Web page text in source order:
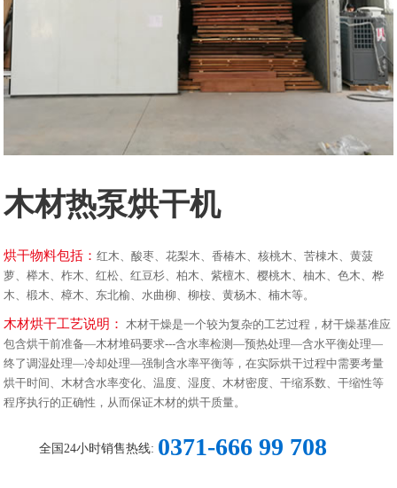
木材热泵烘干机
烘干物料包括： 红木、酸枣、花梨木、香椿木、核桃木、苦棟木、黄菠
萝、榉木、柞木、红松、红豆杉、柏木、紫檀木、樱桃木、柚木、色木、桦
木、椴木、樟木、东北榆、水曲柳、柳桉、黄杨木、楠木等。
木材烘干工艺说明： 木材干燥是一个较为复杂的工艺过程，材干燥基准应
包含烘干前准备—木材堆码要求---含水率检测—预热处理—含水平衡处理—
终了调湿处理—冷却处理—强制含水率平衡等，在实际烘干过程中需要考量
烘干时间、木材含水率变化、温度、湿度、木材密度、干缩系数、干缩性等
程序执行的正确性，从而保证木材的烘干质量。
全国24小时销售热线: 0371-666 99 708